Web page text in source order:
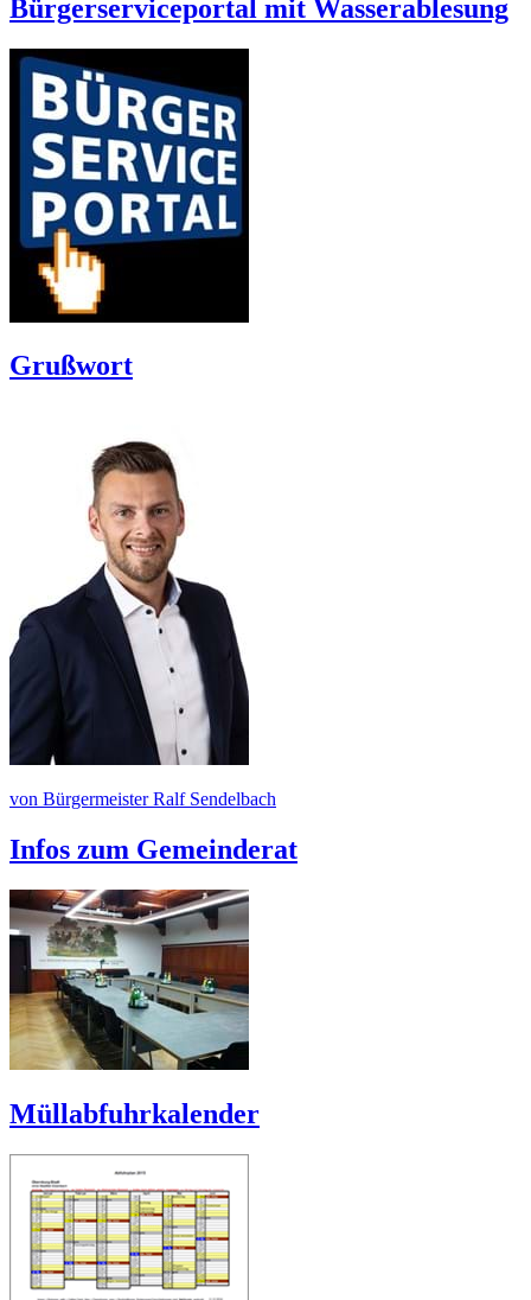
Bürgerserviceportal mit Wasserablesung
Grußwort
von Bürgermeister Ralf Sendelbach
Infos zum Gemeinderat
Müllabfuhrkalender